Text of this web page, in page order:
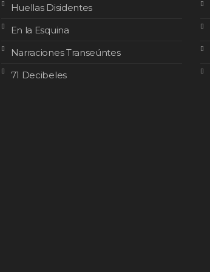
Huellas Disidentes
En la Esquina
Narraciones Transeúntes
71 Decibeles